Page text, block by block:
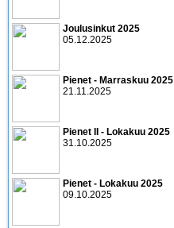
Joulusinkut 2025
05.12.2025
Pienet - Marraskuu 2025
21.11.2025
Pienet II - Lokakuu 2025
31.10.2025
Pienet - Lokakuu 2025
09.10.2025